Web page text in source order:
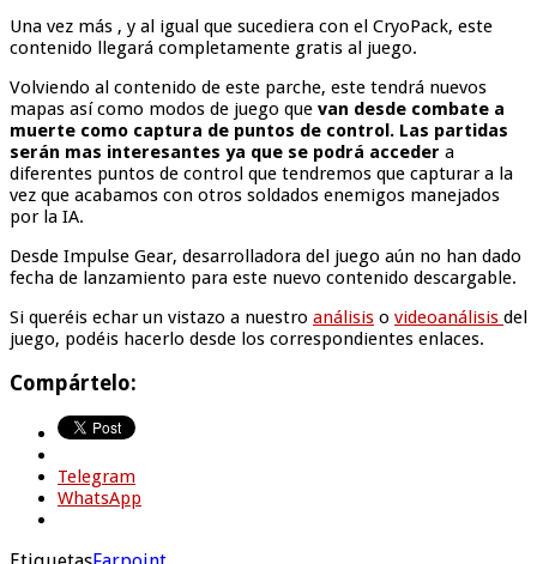
Una vez más , y al igual que sucediera con el CryoPack, este
contenido llegará completamente gratis al juego.
Volviendo al contenido de este parche, este tendrá nuevos
mapas así como modos de juego que van desde combate a
muerte como captura de puntos de control. Las partidas
serán mas interesantes ya que se podrá acceder a
diferentes puntos de control que tendremos que capturar a la
vez que acabamos con otros soldados enemigos manejados
por la IA.
Desde Impulse Gear, desarrolladora del juego aún no han dado
fecha de lanzamiento para este nuevo contenido descargable.
Si queréis echar un vistazo a nuestro análisis o videoanálisis del
juego, podéis hacerlo desde los correspondientes enlaces.
Compártelo:
Telegram
WhatsApp